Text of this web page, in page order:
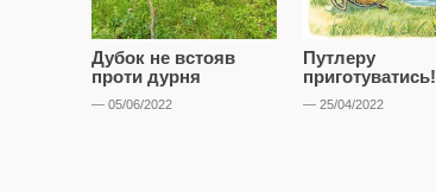
Дубок не встояв
проти дурня
— 05/06/2022
Путлеру
приготуватись!
— 25/04/2022